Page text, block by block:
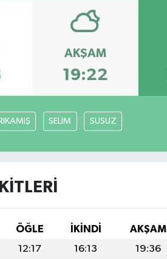
AKŞAM
19:22
SELİM SUSUZ
ÖĞLE İKINDI AKŞAM
12:17 16:13 19:36